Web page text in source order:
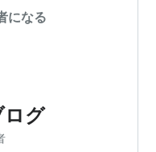
になる
ログ